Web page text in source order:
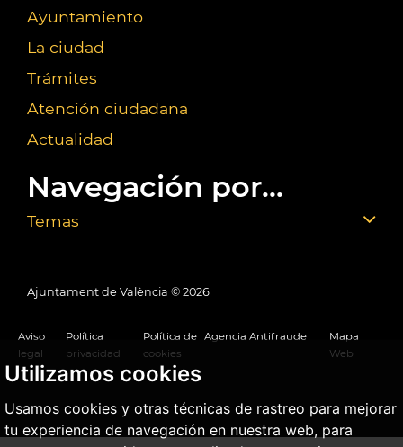
Utilizamos cookies
Usamos cookies y otras técnicas de rastreo para mejorar
tu experiencia de navegación en nuestra web, para
Ayuntamiento
La ciudad
Trámites
Atención ciudadana
Actualidad
Navegación por...
Temas
Ajuntament de València © 2026
Aviso
legal
Política
privacidad
Política de
cookies
Agencia Antifraude
Mapa
Web